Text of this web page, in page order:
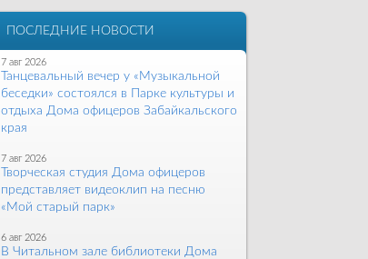
ПОСЛЕДНИЕ НОВОСТИ
7 авг 2026
Танцевальный вечер у «Музыкальной
беседки» состоялся в Парке культуры и
отдыха Дома офицеров Забайкальского
края
7 авг 2026
Творческая студия Дома офицеров
представляет видеоклип на песню
«Мой старый парк»
6 авг 2026
В Читальном зале библиотеки Дома